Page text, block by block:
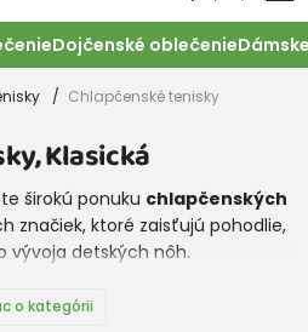
Dojčenské oblečenie
Chlapčenské tenisky
Klasická
širokú ponuku chlapčenských
značiek, ktoré zaisťujú pohodlie,
vývoja detských nôh.
o kategórii